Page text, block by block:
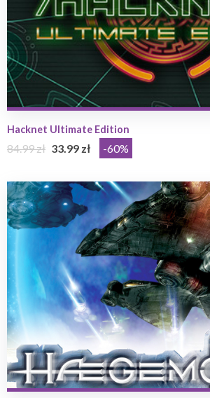
Hacknet Ultimate Edition
84.99 zł 33.99 zł -60%